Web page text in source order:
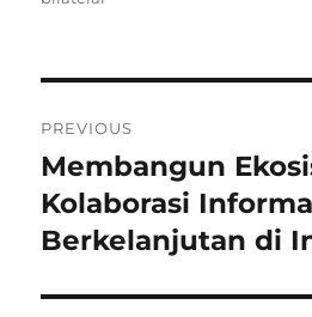
navigation
PREVIOUS
Previous
post:
Membangun
Kolaborasi
Berkelanjutan di